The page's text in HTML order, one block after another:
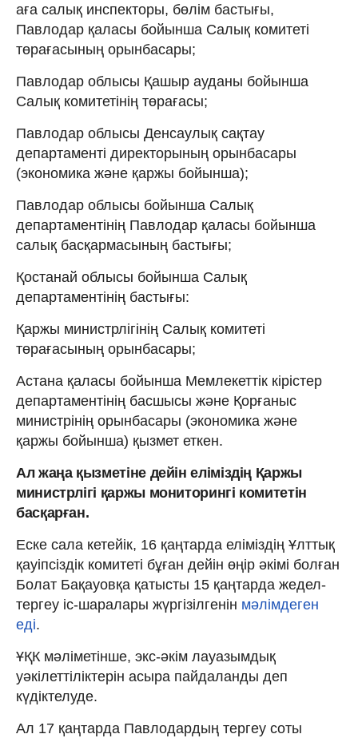
аға салық инспекторы, бөлім бастығы,
Павлодар қаласы бойынша Салық комитеті
төрағасының орынбасары;
Павлодар облысы Қашыр ауданы бойынша
Салық комитетінің төрағасы;
Павлодар облысы Денсаулық сақтау
департаменті директорының орынбасары
(экономика және қаржы бойынша);
Павлодар облысы бойынша Салық
департаментінің Павлодар қаласы бойынша
салық басқармасының бастығы;
Қостанай облысы бойынша Салық
департаментінің бастығы:
Қаржы министрлігінің Салық комитеті
төрағасының орынбасары;
Астана қаласы бойынша Мемлекеттік кірістер
департаментінің басшысы және Қорғаныс
министрінің орынбасары (экономика және
қаржы бойынша) қызмет еткен.
Ал жаңа қызметіне дейін еліміздің Қаржы
министрлігі қаржы мониторингі комитетін
басқарған.
Еске сала кетейік, 16 қаңтарда еліміздің Ұлттық
қауіпсіздік комитеті бұған дейін өңір әкімі болған
Болат Бақауовқа қатысты 15 қаңтарда жедел-
тергеу іс-шаралары жүргізілгенін мәлімдеген
еді.
ҰҚК мәліметінше, экс-әкім лауазымдық
уәкілеттіліктерін асыра пайдаланды деп
күдіктелуде.
Ал 17 қаңтарда Павлодардың тергеу соты